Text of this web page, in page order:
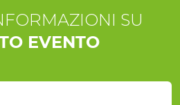
SU
EVENTO